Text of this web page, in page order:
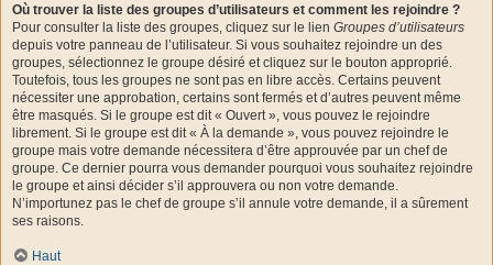
Où trouver la liste des groupes d’utilisateurs et comment les rejoindre ?
Pour consulter la liste des groupes, cliquez sur le lien Groupes d’utilisateurs
depuis votre panneau de l’utilisateur. Si vous souhaitez rejoindre un des
groupes, sélectionnez le groupe désiré et cliquez sur le bouton approprié.
Toutefois, tous les groupes ne sont pas en libre accès. Certains peuvent
nécessiter une approbation, certains sont fermés et d’autres peuvent même
être masqués. Si le groupe est dit « Ouvert », vous pouvez le rejoindre
librement. Si le groupe est dit « À la demande », vous pouvez rejoindre le
groupe mais votre demande nécessitera d’être approuvée par un chef de
groupe. Ce dernier pourra vous demander pourquoi vous souhaitez rejoindre
le groupe et ainsi décider s’il approuvera ou non votre demande.
N’importunez pas le chef de groupe s’il annule votre demande, il a sûrement
ses raisons.
Haut